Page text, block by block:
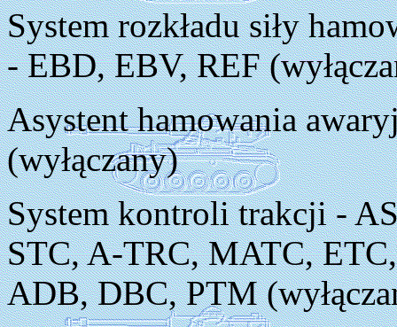
System rozkładu siły
- EBD, EBV, REF
Asystent hamowania
(wyłączany)
System kontroli trakcji -
STC, A-TRC, MATC,
ADB, DBC, PTM